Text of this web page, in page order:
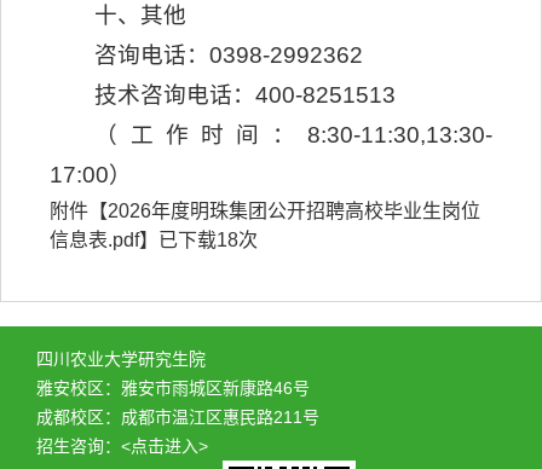
十、其他
咨询电话：0398-2992362
技术咨询电话：400-8251513
（工作时间：8:30-11:30,13:30-
17:00）
附件【2026年度明珠集团公开招聘高校毕业生岗位
信息表.pdf】已下载18次
四川农业大学研究生院
雅安校区：雅安市雨城区新康路46号
成都校区：成都市温江区惠民路211号
招生咨询： <点击进入>